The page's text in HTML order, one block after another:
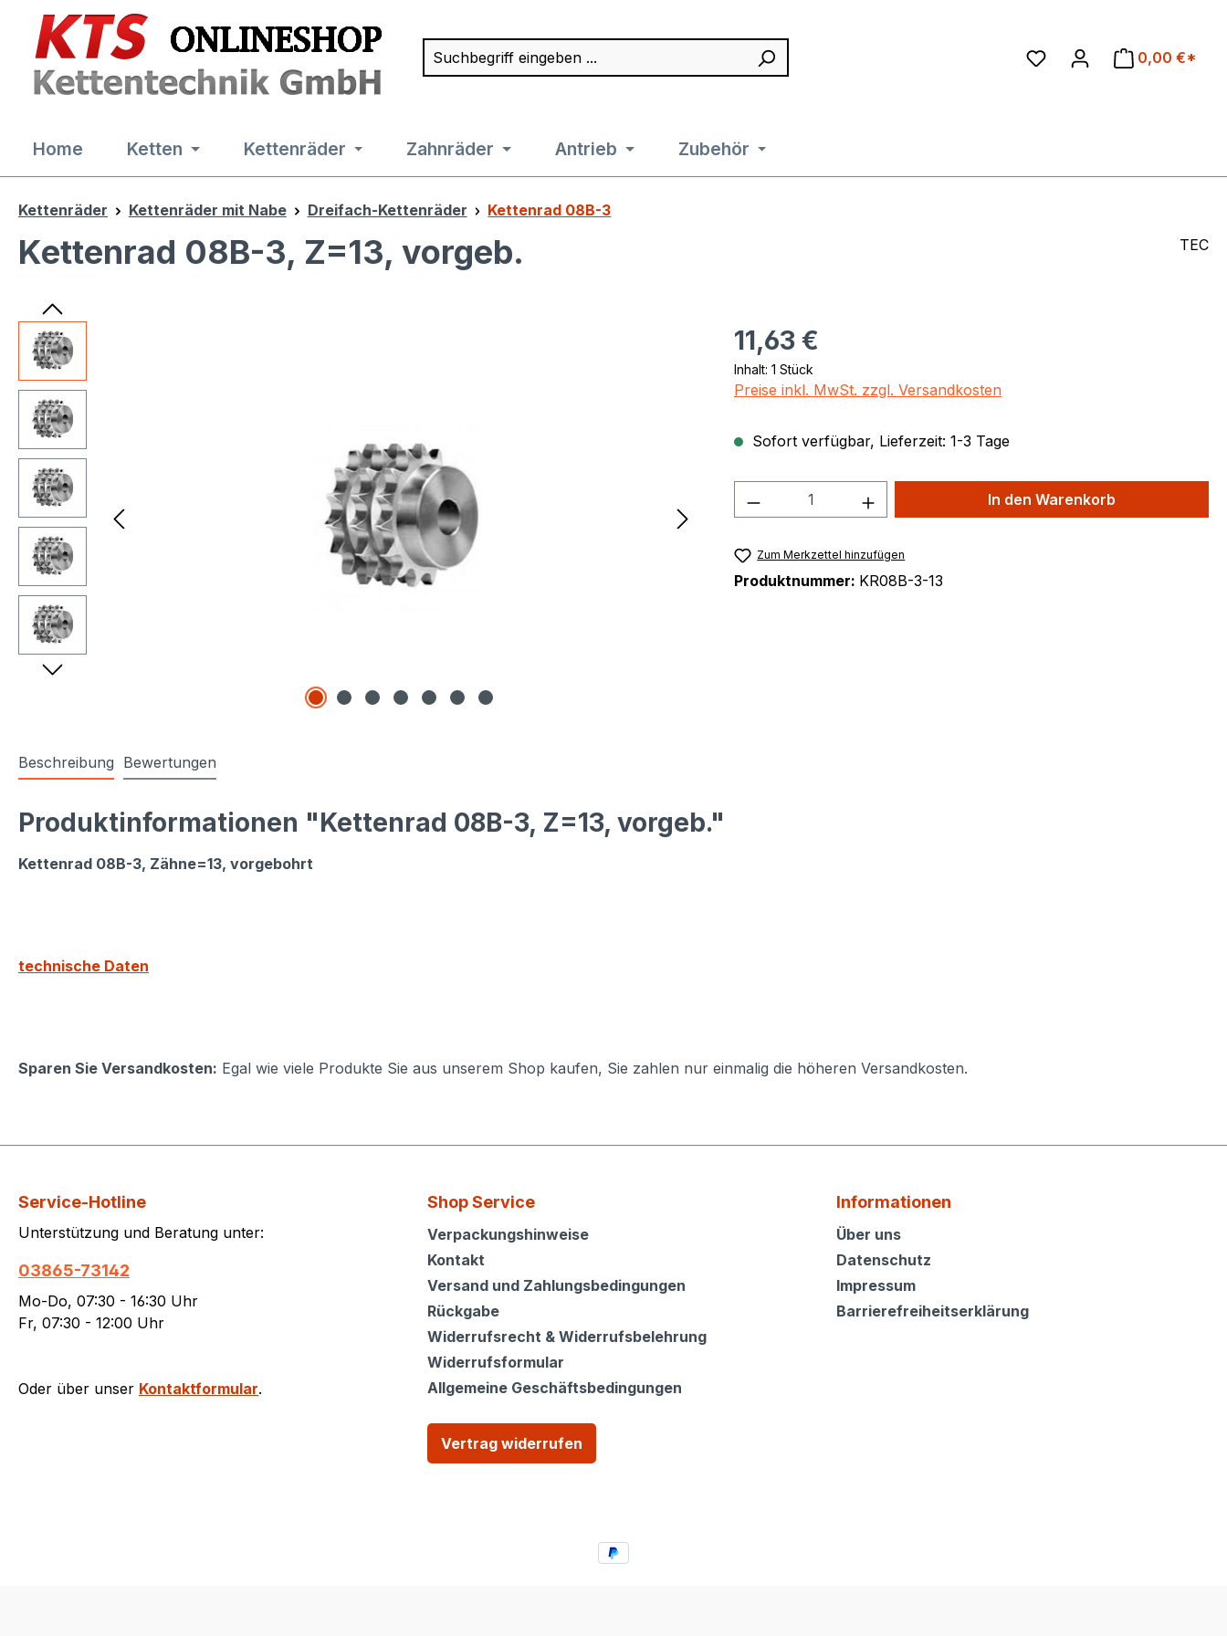
Hauptinhalt springen
Zur Suche springen
Zur Hauptnavigation springen
Suchbegriff eingeben ...
0,00 €*
Home Ketten Kettenräder Zahnräder Antrieb Zubehör
Kettenräder Kettenräder mit Nabe Dreifach-Kettenräder Kettenrad 08B-3
Kettenrad 08B-3, Z=13, vorgeb. TEC
Bildergalerie überspringen Regulärer Preis:
11,63 €
Inhalt: 1 Stück
Preise inkl. MwSt. zzgl. Versandkosten
Sofort verfügbar, Lieferzeit: 1-3 Tage
Produkt Anzahl: Gib den gewünschten Wert
In den Warenkorb
Zum Merkzettel hinzufügen
Produktnummer: KR08B-3-13
Beschreibung Bewertungen
Produktinformationen "Kettenrad 08B-3, Z=13, vorgeb."
Kettenrad 08B-3, Zähne=13, vorgebohrt
technische Daten
Sparen Sie Versandkosten: Egal wie viele Produkte Sie aus unserem Shop kaufen, Sie zahlen nur einmalig die höheren Versandkosten.
Service-Hotline
Unterstützung und Beratung unter:
03865-73142
Mo-Do, 07:30 - 16:30 Uhr
Fr, 07:30 - 12:00 Uhr
Oder über unser Kontaktformular.
Shop Service
Shop Service
Verpackungshinweise
Kontakt
Versand und Zahlungsbedingungen
Rückgabe
Widerrufsrecht & Widerrufsbelehrung
Widerrufsformular
Allgemeine Geschäftsbedingungen
Vertrag widerrufen
Informationen
Informationen
Über uns
Datenschutz
Impressum
Barrierefreiheitserklärung